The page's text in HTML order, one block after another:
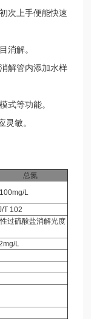
次上手便能快速
消解。
解管内添加水样
式等功能。
灵敏。
总氮
L
T 102
过硫酸盐消解光度
L